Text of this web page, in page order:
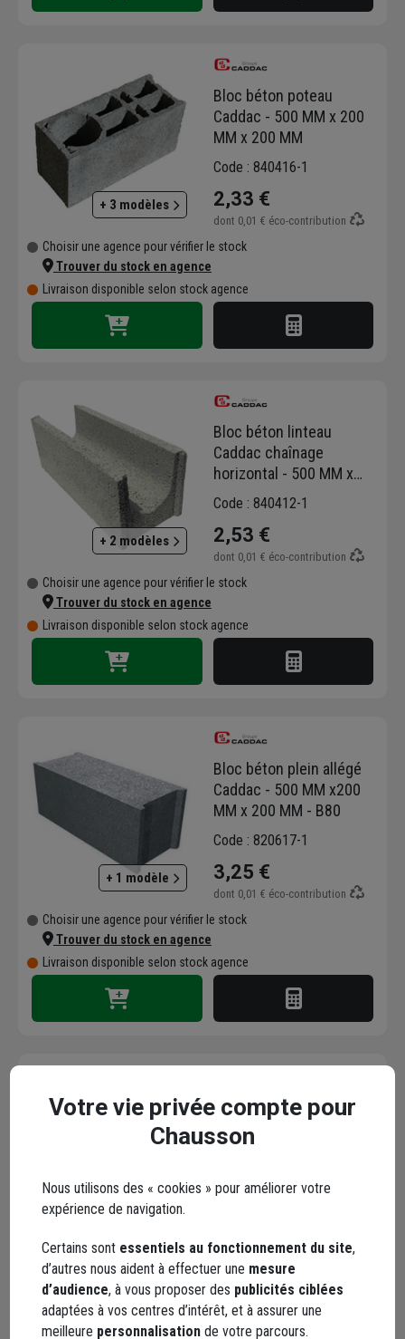
+ 3 modèles
Bloc béton poteau
Caddac - 500 MM x 200
MM x 200 MM
Code : 840416-1
2,33 €
dont 0,01 € éco-contribution
Choisir une agence pour vérifier le stock
Trouver du stock en agence
Livraison disponible selon stock agence
+ 2 modèles
Bloc béton linteau
Caddac chaînage
horizontal - 500 MM x
150 MM x 200 MM mm
Code : 840412-1
2,53 €
dont 0,01 € éco-contribution
Choisir une agence pour vérifier le stock
Trouver du stock en agence
Livraison disponible selon stock agence
+ 1 modèle
Bloc béton plein allégé
Caddac - 500 MM x200
MM x 200 MM - B80
Code : 820617-1
3,25 €
dont 0,01 € éco-contribution
Choisir une agence pour vérifier le stock
Trouver du stock en agence
Livraison disponible selon stock agence
+ 1 modèle
Bloc béton à bancher
Caddac - 500 MM x 250
MM x 200 MM
Choisir une agence pour vérifier le stock
Trouver du stock en agence
Livraison disponible selon stock agence
Votre vie privée compte pour
Chausson
Nous utilisons des « cookies » pour améliorer votre
expérience de navigation.
Certains sont essentiels au fonctionnement du site,
d’autres nous aident à effectuer une mesure
d’audience, à vous proposer des publicités ciblées
adaptées à vos centres d’intérêt, et à assurer une
meilleure personnalisation de votre parcours.